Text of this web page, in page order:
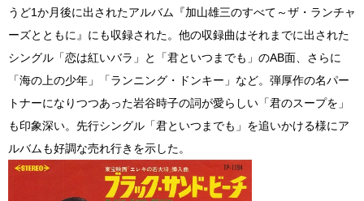
うど1か月後に出されたアルバム『加山雄三のすべて～ザ・ランチャ
ーズとともに』にも収録された。他の収録曲はそれまでに出された
シングル「恋は紅いバラ」と「君といつまでも」のAB面、さらに
「海の上の少年」「ランニング・ドンキー」など。弾厚作の名パー
トナーになりつつあった岩谷時子の詞が愛らしい「君のスープを」
も印象深い。先行シングル「君といつまでも」を追いかける様にア
ルバムも好調な売れ行きを示した。